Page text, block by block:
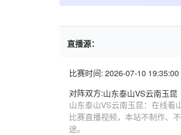
直播源：
比赛时间: 2026-07-10 19:35:00
对阵双方:山东泰山VS云南玉昆
山东泰山VS云南玉昆：在线看
比赛直播视频，本站不制作、
途。